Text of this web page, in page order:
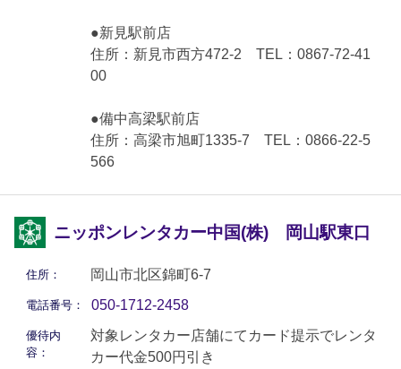
●新見駅前店
住所：新見市西方472-2 TEL：0867-72-41
00
●備中高梁駅前店
住所：高梁市旭町1335-7 TEL：0866-22-5
566
ニッポンレンタカー中国(株) 岡山駅東口
住所： 岡山市北区錦町6-7
電話番号： 050-1712-2458
優待内
容：
対象レンタカー店舗にてカード提示でレンタ
カー代金500円引き